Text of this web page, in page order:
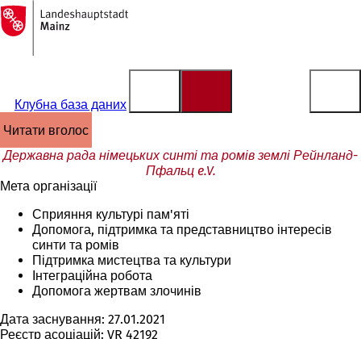
Перейти до змісту
На
головну
сторінку
Клубна база даних
читати вголос
Державна рада німецьких синті та ромів землі Рейнланд-
Пфальц e.V.
Мета організації
Сприяння культурі пам'яті
Допомога, підтримка та представництво інтересів
синти та ромів
Підтримка мистецтва та культури
Інтеграційна робота
Допомога жертвам злочинів
Дата заснування: 27.01.2021
Реєстр асоціацій: VR 42192